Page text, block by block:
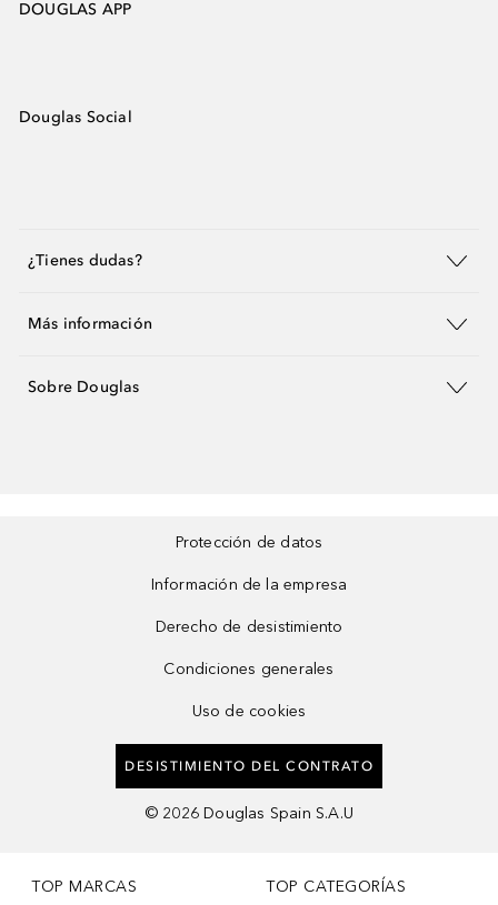
DOUGLAS APP
Douglas Social
¿Tienes dudas?
Más información
Sobre Douglas
Protección de datos
Información de la empresa
Derecho de desistimiento
Condiciones generales
Uso de cookies
DESISTIMIENTO DEL CONTRATO
© 2026 Douglas Spain S.A.U
TOP MARCAS TOP CATEGORÍAS